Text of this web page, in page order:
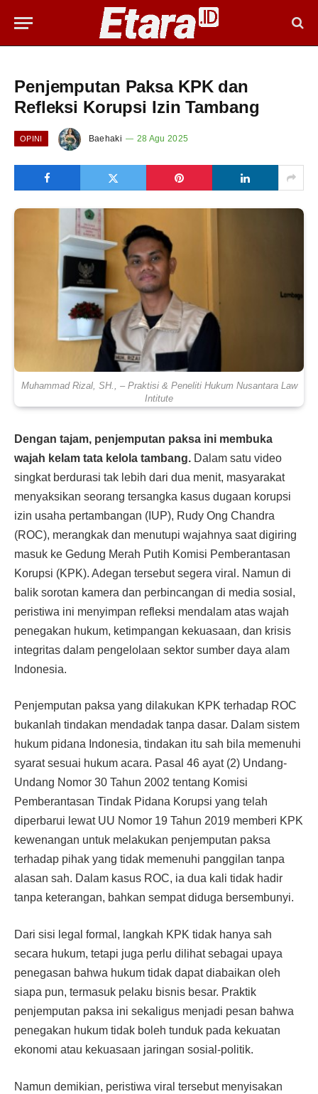
Penjemputan Paksa KPK dan
Refleksi Korupsi Izin Tambang
OPINI Baehaki 28 Agu 2025
Muhammad Rizal, SH., – Praktisi & Peneliti Hukum Nusantara Law
Intitute
Dengan tajam, penjemputan paksa ini membuka
wajah kelam tata kelola tambang. Dalam satu video
singkat berdurasi tak lebih dari dua menit, masyarakat
menyaksikan seorang tersangka kasus dugaan korupsi
izin usaha pertambangan (IUP), Rudy Ong Chandra
(ROC), merangkak dan menutupi wajahnya saat digiring
masuk ke Gedung Merah Putih Komisi Pemberantasan
Korupsi (KPK). Adegan tersebut segera viral. Namun di
balik sorotan kamera dan perbincangan di media sosial,
peristiwa ini menyimpan refleksi mendalam atas wajah
penegakan hukum, ketimpangan kekuasaan, dan krisis
integritas dalam pengelolaan sektor sumber daya alam
Indonesia.
Penjemputan paksa yang dilakukan KPK terhadap ROC
bukanlah tindakan mendadak tanpa dasar. Dalam sistem
hukum pidana Indonesia, tindakan itu sah bila memenuhi
syarat sesuai hukum acara. Pasal 46 ayat (2) Undang-
Undang Nomor 30 Tahun 2002 tentang Komisi
Pemberantasan Tindak Pidana Korupsi yang telah
diperbarui lewat UU Nomor 19 Tahun 2019 memberi KPK
kewenangan untuk melakukan penjemputan paksa
terhadap pihak yang tidak memenuhi panggilan tanpa
alasan sah. Dalam kasus ROC, ia dua kali tidak hadir
tanpa keterangan, bahkan sempat diduga bersembunyi.
Dari sisi legal formal, langkah KPK tidak hanya sah
secara hukum, tetapi juga perlu dilihat sebagai upaya
penegasan bahwa hukum tidak dapat diabaikan oleh
siapa pun, termasuk pelaku bisnis besar. Praktik
penjemputan paksa ini sekaligus menjadi pesan bahwa
penegakan hukum tidak boleh tunduk pada kekuatan
ekonomi atau kekuasaan jaringan sosial-politik.
Namun demikian, peristiwa viral tersebut menyisakan